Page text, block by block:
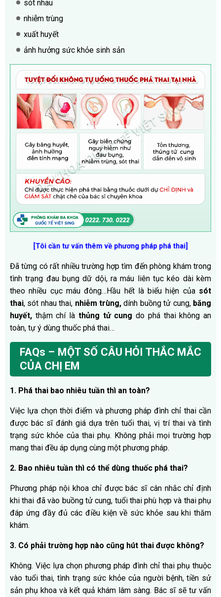
sót nhau
nhiễm trùng
xuất huyết
ảnh hưởng sức khỏe sinh sản
[Tôi cần tư vấn thêm về phương pháp phá thai]
Đã từng có rất nhiều trường hợp tìm đến phòng khám trong
tình trạng đau bụng dữ dội, ra máu liên tục kéo dài kèm
theo nhiều cục máu đông…Hầu hết là biểu hiện của sót
thai, sót nhau thai, nhiễm trùng, dính buồng tử cung, băng
huyết, thậm chí là thủng tử cung do phá thai không an
toàn, tự ý dùng thuốc phá thai…
FAQs – MỘT SỐ CÂU HỎI THẮC MẮC
CỦA CHỊ EM
1. Phá thai bao nhiêu tuần thì an toàn?
Việc lựa chọn thời điểm và phương pháp đình chỉ thai cần
được bác sĩ đánh giá dựa trên tuổi thai, vị trí thai và tình
trạng sức khỏe của thai phụ. Không phải mọi trường hợp
mang thai đều áp dụng cùng một phương pháp.
2. Bao nhiêu tuần thì có thể dùng thuốc phá thai?
Phương pháp nội khoa chỉ được bác sĩ cân nhắc chỉ định
khi thai đã vào buồng tử cung, tuổi thai phù hợp và thai phụ
đáp ứng đầy đủ các điều kiện về sức khỏe sau khi thăm
khám.
3. Có phải trường hợp nào cũng hút thai được không?
Không. Việc lựa chọn phương pháp đình chỉ thai phụ thuộc
vào tuổi thai, tình trạng sức khỏe của người bệnh, tiền sử
sản phụ khoa và kết quả khám lâm sàng. Bác sĩ sẽ tư vấn